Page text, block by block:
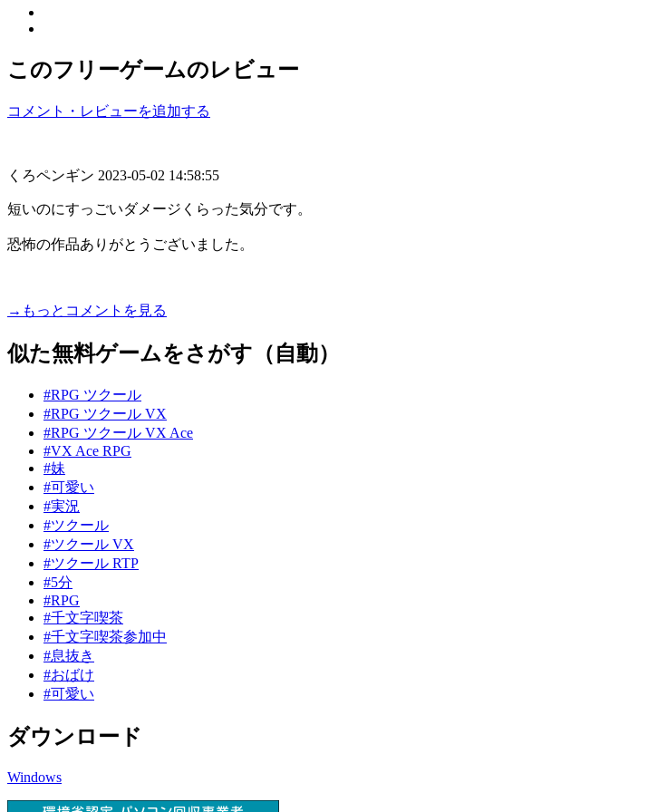
このフリーゲームのレビュー
コメント・レビューを追加する
くろペンギン 2023-05-02 14:58:55
短いのにすっごいダメージくらった気分です。
恐怖の作品ありがとうございました。
→もっとコメントを見る
似た無料ゲームをさがす（自動）
#RPG ツクール
#RPG ツクール VX
#RPG ツクール VX Ace
#VX Ace RPG
#妹
#可愛い
#実況
#ツクール
#ツクール VX
#ツクール RTP
#5分
#RPG
#千文字喫茶
#千文字喫茶参加中
#息抜き
#おばけ
#可愛い
ダウンロード
Windows